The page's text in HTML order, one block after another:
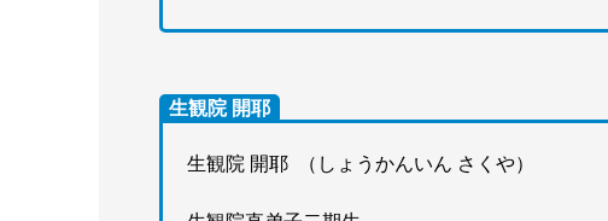
生観院 開耶
生観院 開耶 （しょうかんいん さくや）